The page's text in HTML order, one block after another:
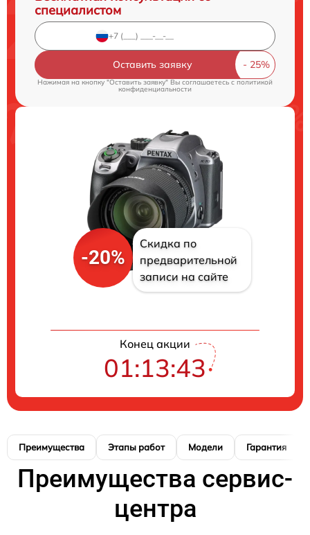
специалистом
Оставить заявку
Нажимая на кнопку "Оставить заявку" Вы соглашаетесь cполитикой
конфиденциальности
-20%
Скидка по
предварительной
записи на сайте
Конец акции
01:13:41
Преимущества Этапы работ Модели Гарантия
Преимущества сервис-
центра